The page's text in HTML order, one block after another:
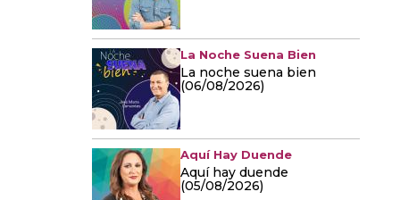
La Noche Suena Bien
La noche suena bien
(06/08/2026)
Aquí Hay Duende
Aquí hay duende
(05/08/2026)